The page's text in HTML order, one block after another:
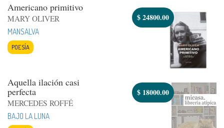
Americano primitivo
MARY OLIVER
MANSALVA
POESÍA
$24800.00
Aquella ilación casi
perfecta
MERCEDES ROFFÉ
BAJO LA LUNA
$ 18000.00